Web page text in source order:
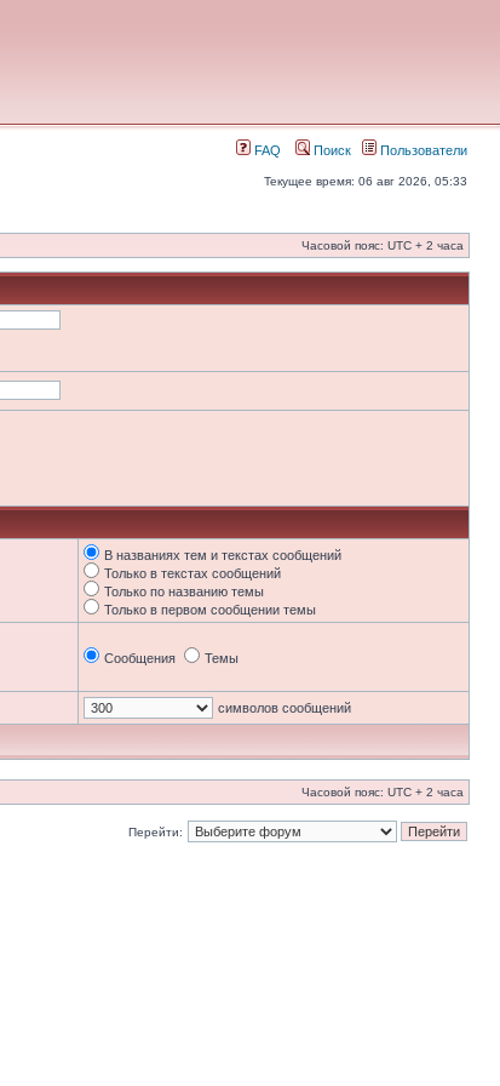
FAQ Поиск Пользователи
Текущее время: 06 авг 2026, 05:33
Часовой пояс: UTC + 2 часа
В названиях тем и текстах сообщений
Только в текстах сообщений
Только по названию темы
Только в первом сообщении темы
Сообщения Темы
символов сообщений
Часовой пояс: UTC + 2 часа
Перейти: